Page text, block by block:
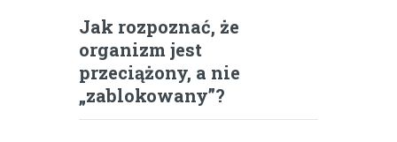
BLOG
KONTAKT
BOOKSY
Jak rozpoznać, że
organizm jest
przeciążony, a nie
„zablokowany”?